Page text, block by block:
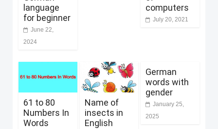
language
for beginner
June 22,
2024
computers
July 20, 2021
61 to 80
Numbers In
Words
Name of
insects in
English
German
words with
gender
January 25,
2025